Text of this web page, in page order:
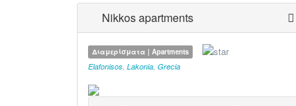
Nikkos apartments
Διαμερίσματα | Apartments
Elafonisos, Lakonia, Grecia